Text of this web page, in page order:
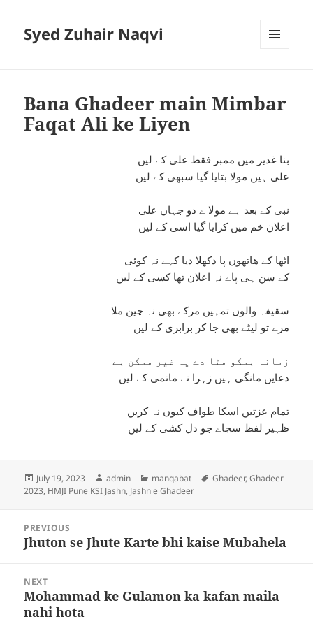
Syed Zuhair Naqvi
Bana Ghadeer main Mimbar
Faqat Ali ke Liyen
بنا غدیر میں ممبر فقط علی کے لیں
علی ہیں مولا بتایا گیا سبھی کے لیں
نبی کے بعد ہے مولا ے دو جہاں علی
اعلان خم میں کرایا گیا اسی کے لیں
اٹھا کے ھاتھوں پا دکھلا دیا کہے نہ کوئی
کے سن ہی پاے نہ اعلان تھا کسی کے لیں
سقیفہ والوں تمہیں مرکے بھی نہ چین ملا
مرے تو لیٹے بھی جا کر برابری کے لیں
زمانہ ہمکو مٹا دے یہ غیر ممکن ہے
دعایں مانگی ہیں زہرا نے ماتمی کے لیں
تمام عزتیں اسکا طواف کیوں نہ کریں
ظہیر لفظ سجاے جو دل کشی کے لیں
Posted
on
July 19, 2023 Author
admin Categories
manqabat Tags
Ghadeer,Ghadeer
2023, HMJI Pune KSI Jashn, Jashn e Ghadeer
navigation
PREVIOUS
Previous
Jhuton se Jhute Karte bhi kaise Mubahela
NEXT
Next
post:
Mohammad ke Gulamon ka kafan maila
nahi hota